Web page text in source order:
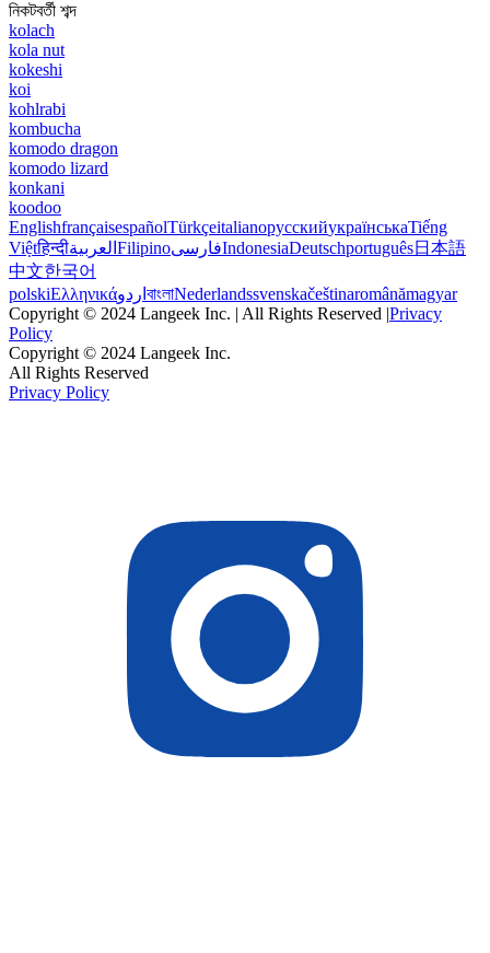
নিকটবর্তী শব্দ
kolach
kola nut
kokeshi
koi
kohlrabi
kombucha
komodo dragon
komodo lizard
konkani
koodoo
EnglishfrançaisespañolTürkçeitalianoрусскийукраїнськаTiếng
Việtहिन्दीالعربية FilipinoفارسیIndonesiaDeutschportuguês日本語
中文한국어
polskiΕλληνικάاردو বাংলাNederlandssvenskačeštinaromânămagyar
Copyright © 2024 Langeek Inc. | All Rights Reserved |Privacy
Policy
Copyright © 2024 Langeek Inc.
All Rights Reserved
Privacy Policy